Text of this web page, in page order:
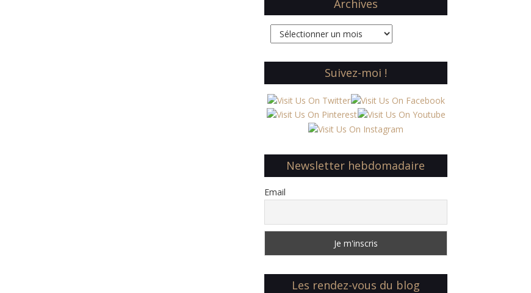
Archives
Archives
Suivez-moi !
Newsletter hebdomadaire
Email
Les rendez-vous du blog